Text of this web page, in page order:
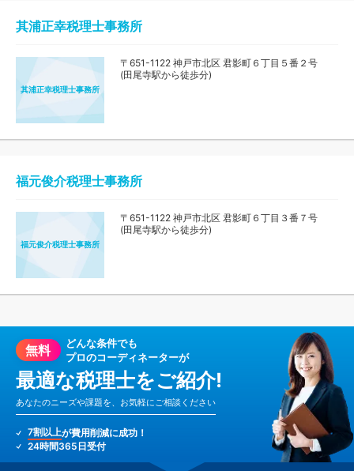
其浦正幸税理士事務所
其浦正幸税理士事務所
〒651-1122 神戸市北区 君影町６丁目５番２号
(田尾寺駅から徒歩分)
福元俊介税理士事務所
福元俊介税理士事務所
〒651-1122 神戸市北区 君影町６丁目３番７号
(田尾寺駅から徒歩分)
無料
どんな条件でも
プロのコーディネーターが
最適な税理士をご紹介!
あなたのニーズや課題を、お気軽にご相談ください
7割以上が費用削減に成功！
24時間365日受付